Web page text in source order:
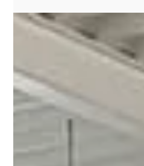
BMW Bank
Auch in diesem Jahr dürfen
Erfolge freuen:Unsere
Bank mit dem Titel BMW Bank Champion 2025 ausgezeichnet
– und zählen damit zu den
Deutschlands . Wir sind
herausragende Leistung
den engagierten Einsatz, die